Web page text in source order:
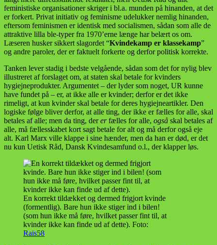
feministiske organisationer skriger i bl.a. munden på hinanden, at det
er forkert. Privat initiativ og feminisme udelukker nemlig hinanden,
eftersom feminismen er identisk med socialismen, sådan som alle de
attraktive lilla ble-typer fra 1970’erne længe har belært os om.
Læseren husker sikkert slagordet “Kvindekamp er klassekamp”
og andre paroler, der er faktuelt forkerte og derfor politisk korrekte.
Tanken lever stadig i bedste velgående, sådan som det for nylig blev
illustreret af forslaget om, at staten skal betale for kvinders
hygiejneprodukter. Argumentet – der lyder som noget, UR kunne
have fundet på – er, at ikke alle er kvinder; derfor er det ikke
rimeligt, at kun kvinder skal betale for deres hygiejneartikler. Den
logiske følge bliver derfor, at alle ting, der ikke er fælles for alle, skal
betales af alle; men da ting, dererfælles for alle, også skal betales af
alle, må fællesskabet kort sagt betale for alt og må derfor også eje
alt. Karl Marx ville klappe i sine hænder, men da han er død, er det
nu kun Uetisk Råd, Dansk Kvindesamfund o.l., der klapper løs.
En korrekt tildækket og dermed frigjort kvinde
(formentlig). Bare hun ikke stiger ind i bilen!
(som hun ikke må føre, hvilket passer fint til, at
kvinder ikke kan finde ud af dette). Foto:
Rais58